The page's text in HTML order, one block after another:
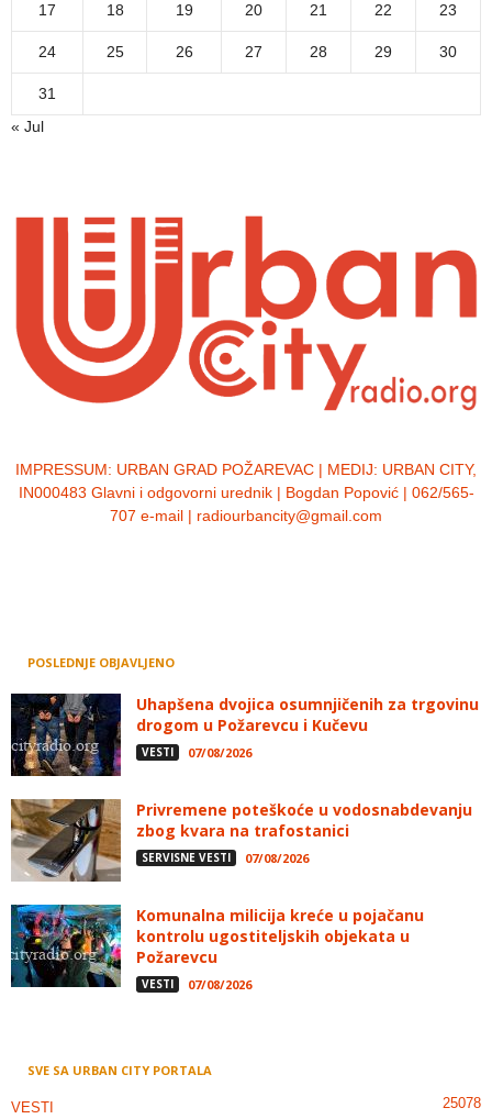
17 18 19 20 21 22 23
24 25 26 27 28 29 30
31
« Jul
IMPRESSUM: URBAN GRAD POŽAREVAC | MEDIJ: URBAN CITY,
IN000483 Glavni i odgovorni urednik | Bogdan Popović | 062/565-
707 e-mail | radiourbancity@gmail.com
POSLEDNJE OBJAVLJENO
Uhapšena dvojica osumnjičenih za trgovinu
drogom u Požarevcu i Kučevu
VESTI 07/08/2026
Privremene poteškoće u vodosnabdevanju
zbog kvara na trafostanici
SERVISNE VESTI 07/08/2026
Komunalna milicija kreće u pojačanu
kontrolu ugostiteljskih objekata u
Požarevcu
VESTI 07/08/2026
SVE SA URBAN CITY PORTALA
VESTI 25078